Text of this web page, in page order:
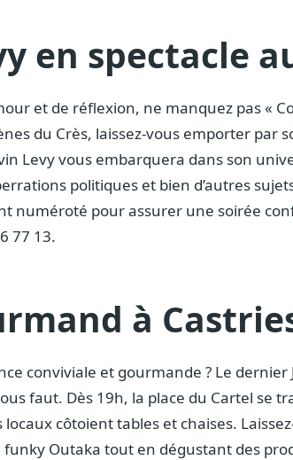
en spectacle
et de réflexion, ne manquez pas «
du Crès, laissez-vous emporter par
Levy vous embarquera dans son
politiques et bien d’autres
numéroté pour assurer une soirée
77 13.
à
conviviale et gourmande ? Le dernier
faut. Dès 19h, la place du Cartel se
côtoient tables et chaises.
Outaka tout en dégustant des